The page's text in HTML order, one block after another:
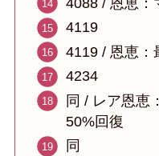
4119
4119 / 恩恵
4234
同 / レア恩恵
50%回復
同